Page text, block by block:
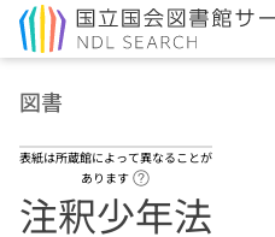
図書
表紙は所蔵館によって異なることが
あります
注釈少年法